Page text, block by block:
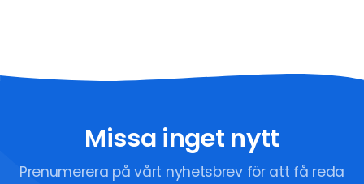
Missa inget nytt
Prenumerera på vårt nyhetsbrev för att få reda